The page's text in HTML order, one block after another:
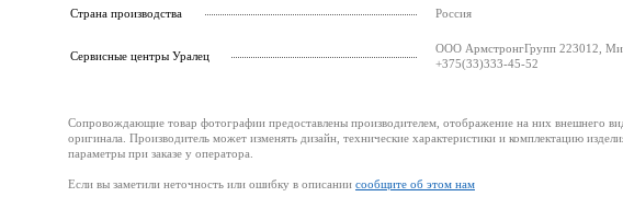
Страна производства Россия
Cервисные центры Уралец
ООО АрмстронгГрупп 223012,
+375(33)333-45-52
Сопровождающие товар фотографии предоставлены производителем, отображение на них внешнего
оригинала. Производитель может изменять дизайн, технические характеристики и комплектацию
параметры при заказе у оператора.
Если вы заметили неточность или ошибку в описании сообщите об этом нам